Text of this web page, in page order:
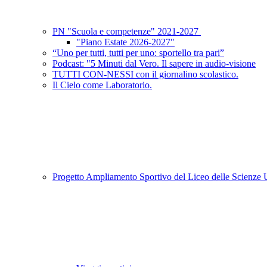
PN "Scuola e competenze" 2021-2027
"Piano Estate 2026-2027"
“Uno per tutti, tutti per uno: sportello tra pari”
Podcast: "5 Minuti dal Vero. Il sapere in audio-visione
TUTTI CON-NESSI con il giornalino scolastico.
Il Cielo come Laboratorio.
Progetto Ampliamento Sportivo del Liceo delle Scienze